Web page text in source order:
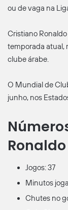
ou de vaga na
Cristiano
temporada atual,
clube árabe.
O Mundial de
junho, nos
Jogos: 37
Minutos
Chutes no